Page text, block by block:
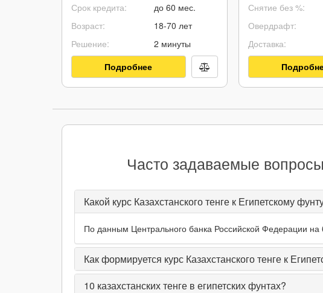
Срок кредита:
Возраст:
Решение:
до 60 мес.
18-70 лет
2 минуты
Подробнее
Снятие без %:
Овердрафт:
Доставка:
Часто задаваемые
Какой курс Казахстанского тенге к Египетскому
По данным Центрального банка Российской Федерации на
Как формируется курс Казахстанского тенге к
10 казахстанских тенге в египетских фунтах?